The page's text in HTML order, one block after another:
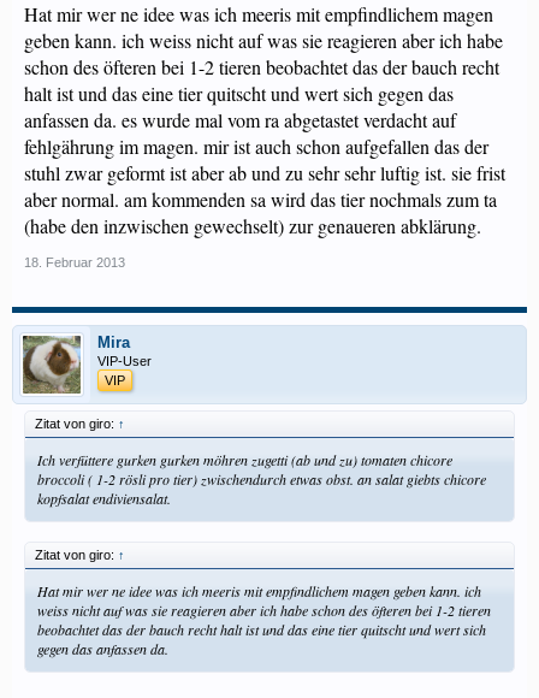
Hat mir wer ne idee was ich meeris mit empfindlichem magen
geben kann. ich weiss nicht auf was sie reagieren aber ich habe
schon des öfteren bei 1-2 tieren beobachtet das der bauch recht
halt ist und das eine tier quitscht und wert sich gegen das
anfassen da. es wurde mal vom ra abgetastet verdacht auf
fehlgährung im magen. mir ist auch schon aufgefallen das der
stuhl zwar geformt ist aber ab und zu sehr sehr luftig ist. sie frist
aber normal. am kommenden sa wird das tier nochmals zum ta
(habe den inzwischen gewechselt) zur genaueren abklärung.
18. Februar 2013
Mira
VIP-User
VIP
Zitat von giro: ↑
Ich verfüttere gurken gurken möhren zugetti (ab und zu) tomaten chicore
broccoli ( 1-2 rösli pro tier) zwischendurch etwas obst. an salat giebts chicore
kopfsalat endiviensalat.
Zitat von giro: ↑
Hat mir wer ne idee was ich meeris mit empfindlichem magen geben kann. ich
weiss nicht auf was sie reagieren aber ich habe schon des öfteren bei 1-2 tieren
beobachtet das der bauch recht halt ist und das eine tier quitscht und wert sich
gegen das anfassen da.